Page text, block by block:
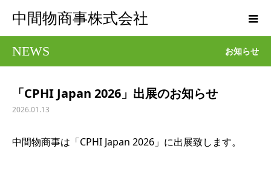
中間物商事株式会社
NEWS お知らせ
「CPHI Japan 2026」出展のお知らせ
2026.01.13
中間物商事は「CPHI Japan 2026」に出展致します。